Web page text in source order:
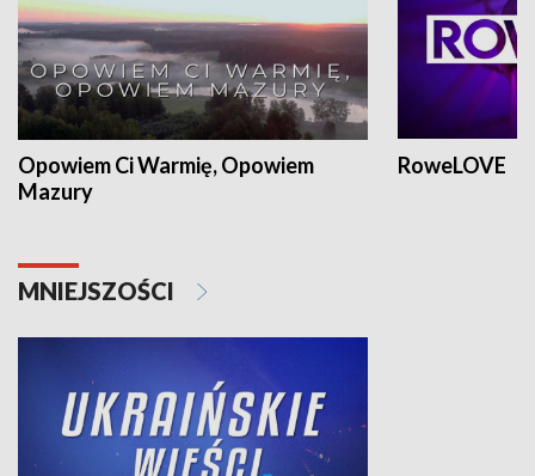
Opowiem Ci Warmię, Opowiem
Mazury
RoweLOVE
MNIEJSZOŚCI